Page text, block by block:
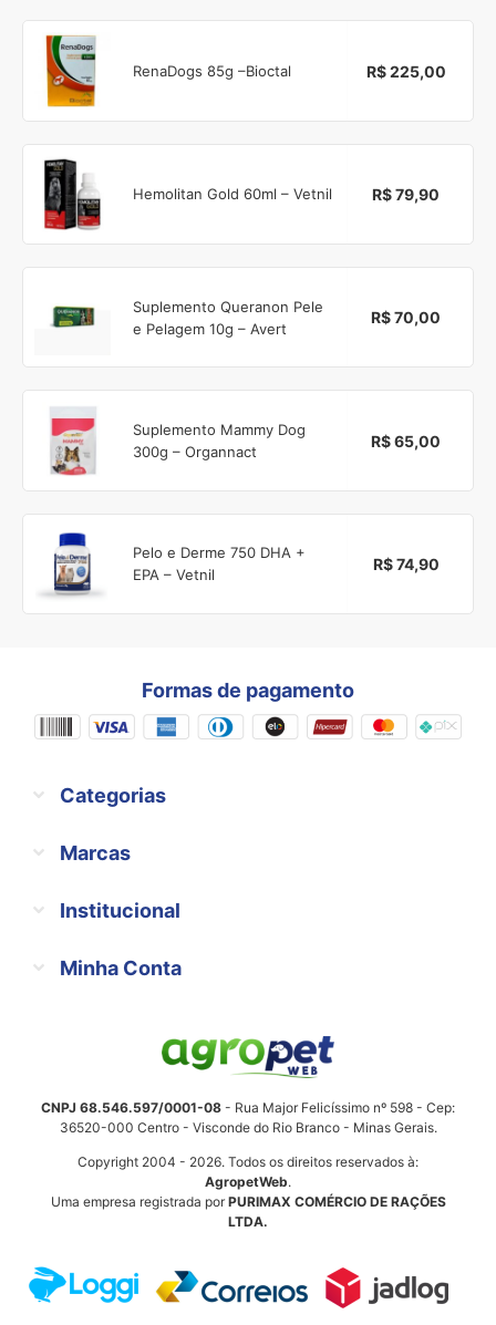
RenaDogs 85g –Bioctal R$ 225,00
Hemolitan Gold 60ml – Vetnil R$ 79,90
Suplemento Queranon Pele
e Pelagem 10g – Avert
R$ 70,00
Suplemento Mammy Dog
300g – Organnact
R$ 65,00
Pelo e Derme 750 DHA +
EPA – Vetnil
R$ 74,90
Formas de pagamento
Categorias
Marcas
Institucional
Minha Conta
CNPJ 68.546.597/0001-08 - Rua Major Felicíssimo nº 598 - Cep:
36520-000 Centro - Visconde do Rio Branco - Minas Gerais.
Copyright 2004 - 2026. Todos os direitos reservados à:
AgropetWeb.
Uma empresa registrada porPURIMAX COMÉRCIO DE RAÇÕES
LTDA.